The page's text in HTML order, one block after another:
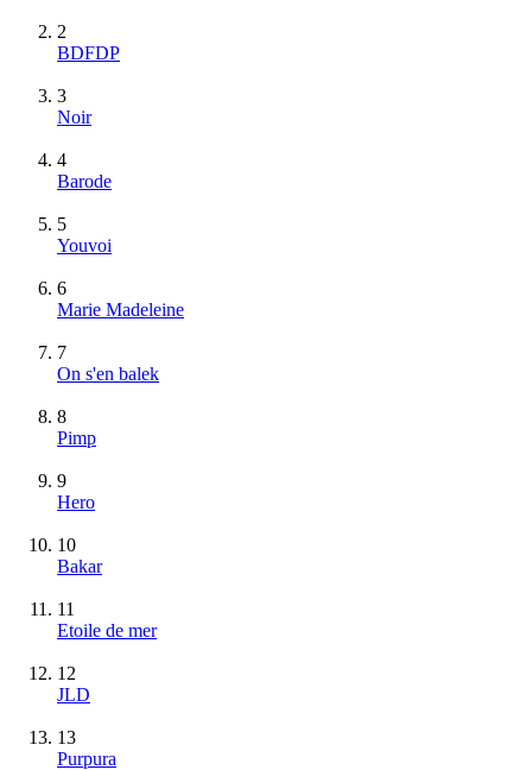
2
BDFDP
3
Noir
4
Barode
5
Youvoi
6
Marie Madeleine
7
On s'en balek
8
Pimp
9
Hero
10
Bakar
11
Etoile de mer
12
JLD
13
Purpura